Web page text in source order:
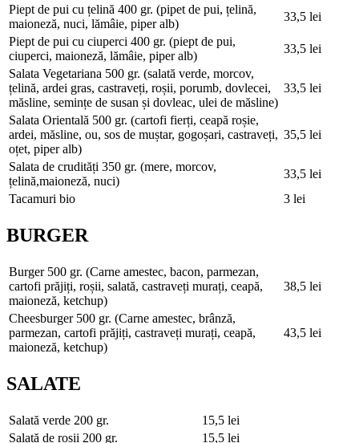
Piept de pui cu țelină 400 gr. (pipet de pui, țelină,
maioneză, nuci, lămâie, piper alb)
33,5 lei
Piept de pui cu ciuperci 400 gr. (piept de pui,
ciuperci, maioneză, lămâie, piper alb)
33,5 lei
Salata Vegetariana 500 gr. (salată verde, morcov,
țelină, ardei gras, castraveți, roșii, porumb, dovlecei,
măsline, semințe de susan și dovleac, ulei de măsline)
33,5 lei
Salata Orientală 500 gr. (cartofi fierți, ceapă roșie,
ardei, măsline, ou, sos de muștar, gogoșari, castraveți,
oțet, piper alb)
35,5 lei
Salata de crudități 350 gr. (mere, morcov,
țelină,maioneză, nuci)
33,5 lei
Tacamuri bio
3 lei
BURGER
Burger 500 gr. (Carne amestec, bacon, parmezan,
cartofi prăjiți, roșii, salată, castraveți murați, ceapă,
maioneză, ketchup)
38,5 lei
Cheesburger 500 gr. (Carne amestec, brânză,
parmezan, cartofi prăjiți, castraveți murați, ceapă,
maioneză, ketchup)
43,5 lei
SALATE
Salată verde 200 gr.
15,5 lei
Salată de roșii 200 gr. 15,5 lei